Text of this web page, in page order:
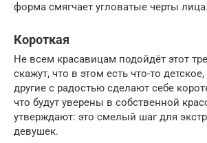
форма смягчает угловатые черты лица.
Короткая
Не всем красавицам подойдёт этот
скажут, что в этом есть что-то
другие с радостью сделают себе
что будут уверены в собственной
утверждают: это смелый шаг для
девушек.